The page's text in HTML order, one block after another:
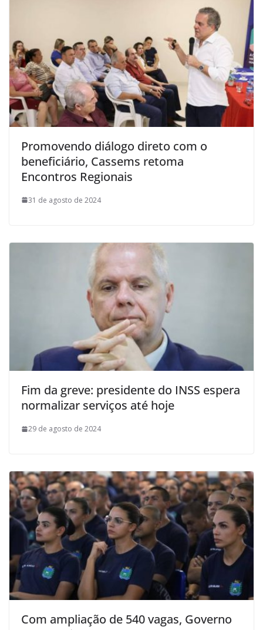
Promovendo diálogo direto com o
beneficiário, Cassems retoma
Encontros Regionais
31 de agosto de 2024
Fim da greve: presidente do INSS espera
normalizar serviços até hoje
29 de agosto de 2024
Com ampliação de 540 vagas, Governo